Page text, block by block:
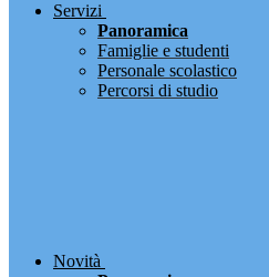
Servizi
Panoramica
Famiglie e studenti
Personale scolastico
Percorsi di studio
Novità